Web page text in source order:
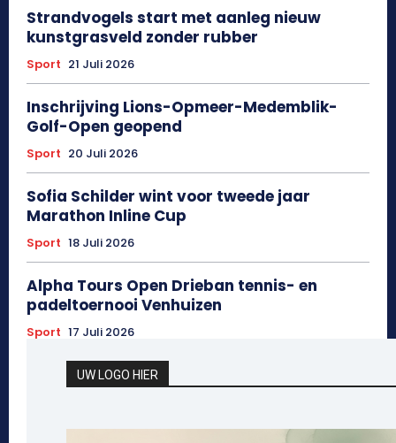
Strandvogels start met aanleg nieuw
kunstgrasveld zonder rubber
Sport 21 Juli 2026
Inschrijving Lions-Opmeer-Medemblik-
Golf-Open geopend
Sport 20 Juli 2026
Sofia Schilder wint voor tweede jaar
Marathon Inline Cup
Sport 18 Juli 2026
Alpha Tours Open Drieban tennis- en
padeltoernooi Venhuizen
Sport 17 Juli 2026
UW LOGO HIER